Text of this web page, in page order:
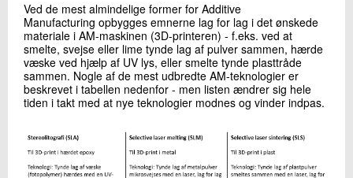
Ved de mest almindelige former for Additive
Manufacturing opbygges emnerne lag for lag i det ønskede
materiale i AM-maskinen (3D-printeren) - f.eks. ved at
smelte, svejse eller lime tynde lag af pulver sammen, hærde
væske ved hjælp af UV lys, eller smelte tynde plasttråde
sammen. Nogle af de mest udbredte AM-teknologier er
beskrevet i tabellen nedenfor - men listen ændrer sig hele
tiden i takt med at nye teknologier modnes og vinder indpas.